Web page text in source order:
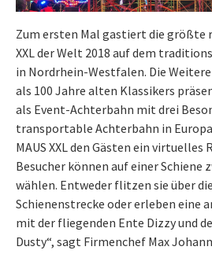
Zum ersten Mal gastiert die größte
XXL der Welt 2018 auf dem
in Nordrhein-Westfalen. Die
als 100 Jahre alten Klassikers
als Event-Achterbahn mit drei
transportable Achterbahn in
MAUS XXL den Gästen ein virtuelles
Besucher können auf einer Schiene
wählen. Entweder flitzen sie über
Schienenstrecke oder erleben eine
mit der fliegenden Ente Dizzy und
Dusty“, sagt Firmenchef Max